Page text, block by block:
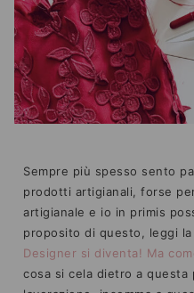
Sempre più spesso sento
prodotti artigianali, forse
artigianale e io in primis
proposito di questo, leggi la
Designer si diventa! Ma
cosa si cela dietro a questa